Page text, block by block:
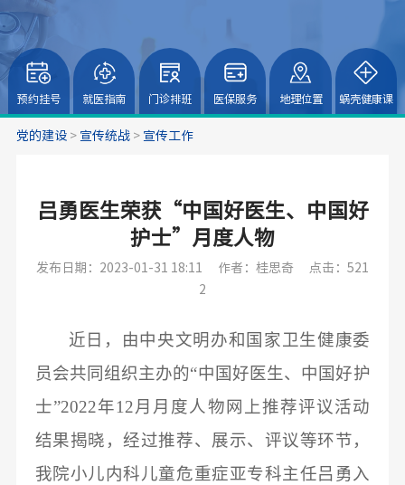
预约挂号 就医指南 门诊排班 医保服务 地理位置 蜗壳健康课
党的建设> 宣传统战> 宣传工作
吕勇医生荣获“中国好医生、中国好
护士”月度人物
发布日期：2023-01-31 18:11 作者：桂思奇
点击：521
2
近日，由中央文明办和国家卫生健康委
员会共同组织主办的“中国好医生、 中国好护
士”2022年12月月度人物网上推荐评议活动
结果揭晓，经过推荐、展示、评议等环节，
我院小儿内科儿童危重症亚专科主任吕勇入